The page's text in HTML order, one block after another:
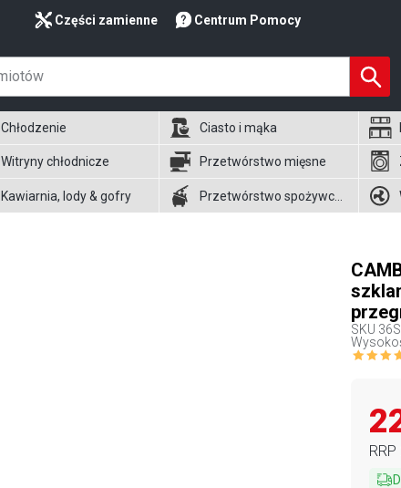
Części zamienne Centrum Pomocy
Chłodzenie Ciasto i mąka
Witryny chłodnicze Przetwórstwo mięsne
Kawiarnia, lody & gofry
SKU
RRP